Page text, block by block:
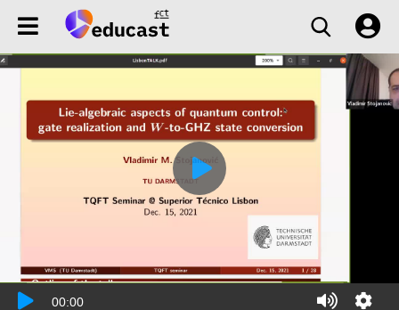
00:00